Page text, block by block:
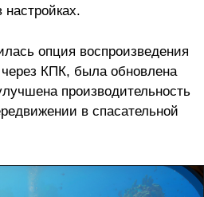
настройках.
опция воспроизведения
КПК, была обновлена
производительность
в спасательной